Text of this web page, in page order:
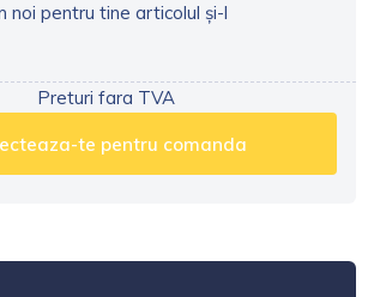
noi pentru tine articolul și-l
Preturi fara TVA
te pentru comanda